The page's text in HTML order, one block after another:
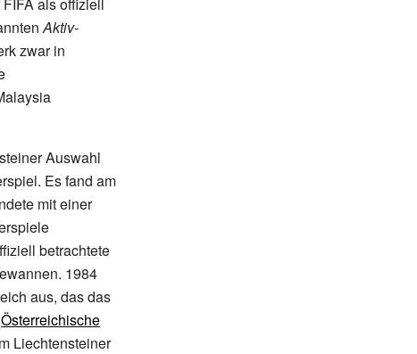
Aktiv-
zwar in
Auswahl
Es fand am
mit einer
betrachtete
1984
aus, das das
Österreichische
Liechtensteiner